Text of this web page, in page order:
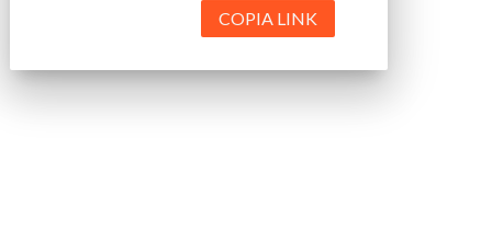
COPIA LINK